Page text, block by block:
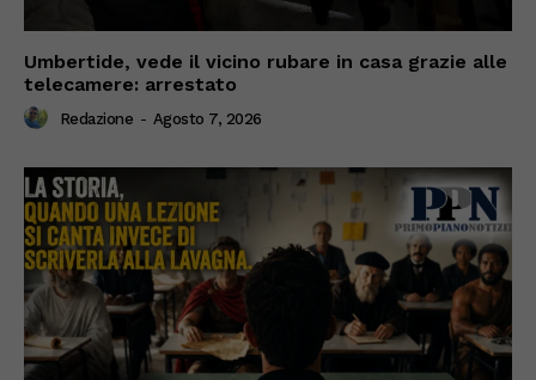
Umbertide, vede il vicino rubare in casa grazie alle
telecamere: arrestato
Redazione - Agosto 7, 2026